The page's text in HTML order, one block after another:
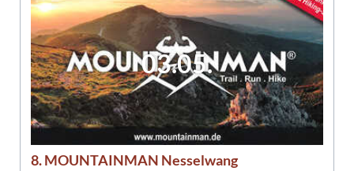
03.05.
8. MOUNTAINMAN Nesselwang